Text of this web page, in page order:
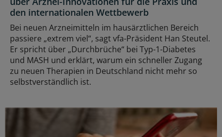
den internationalen Wettbewerb
Bei neuen Arzneimitteln im hausärztlichen Bereich
passiere „extrem viel“, sagt vfa-Präsident Han Steutel.
Er spricht über „Durchbrüche“ bei Typ-1-Diabetes
und MASH und erklärt, warum ein schneller Zugang
zu neuen Therapien in Deutschland nicht mehr so
selbstverständlich ist.